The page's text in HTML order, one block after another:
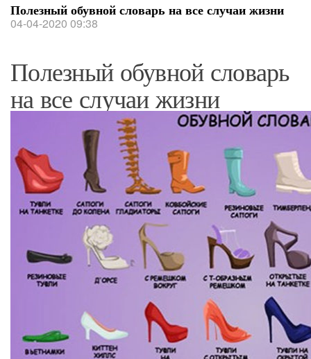
Полезный обувной словарь на все случаи жизни
04-04-2020 09:38
Полезный обувной словарь
на все случаи жизни